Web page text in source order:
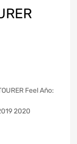
Feel Año:
2020